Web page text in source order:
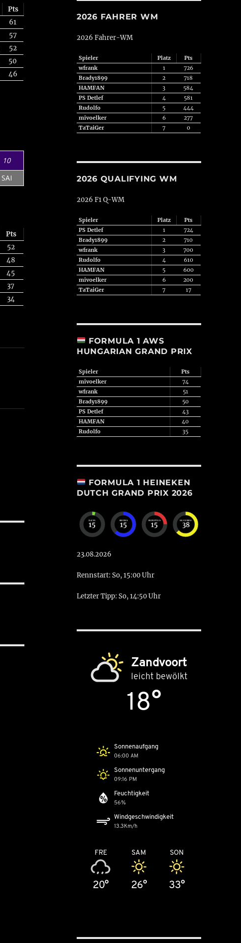
Pts
61
57
52
50
46
10
SAI
Pts
52
48
45
37
34
2026 FAHRER WM
2026 Fahrer-WM
Spieler Platz
Pts
wfrank
1
726
Brady1899
2
718
HAMFAN
3
584
PS Detlef
4
581
Rudolfo
5
444
mivoelker
6
277
TaTaiGer
7 0
2026 QUALIFYING WM
2026 F1 Q-WM
Spieler Platz
Pts
PS Detlef
1
724
Brady1899
2
710
wfrank
3
700
Rudolfo
4
610
HAMFAN
5
600
mivoelker
6
200
TaTaiGer
7 17
FORMULA 1 AWS
HUNGARIAN GRAND PRIX
Spieler
Pts
mivoelker
74
wfrank
51
Brady1899
50
PS Detlef
43
HAMFAN
40
Rudolfo
35
FORMULA 1 HEINEKEN
DUTCH GRAND PRIX 2026
DAYS
15
HOURS
15
MINUTES
15
SECONDS
37
23.08.2026
Rennstart: So, 15:00 Uhr
Letzter Tipp: So, 14:50 Uhr
Zandvoort
leicht bewölkt
18°
Sonnenaufgang
06:00 AM
Sonnenuntergang
09:16 PM
Feuchtigkeit
56%
Windgeschwindigkeit
13.3Km/h
FRE
20°
SAM
26°
SON
33°